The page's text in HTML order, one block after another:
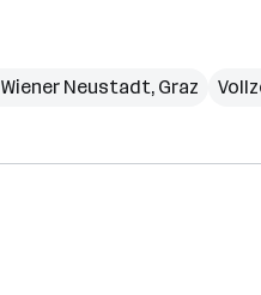
Wiener Neustadt, Graz